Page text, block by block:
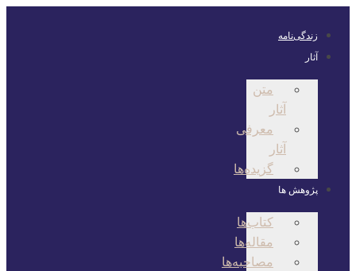
محتوا
زندگی‌نامه
آثار
متن
آثار
معرفی
آثار
گزیده‌ها
پژوهش ها
کتاب‌ها
مقاله‌ها
مصاحبه‌ها